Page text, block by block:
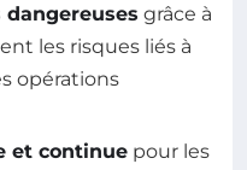
dangereuses grâce à
les risques liés à
opérations
et continue pour les